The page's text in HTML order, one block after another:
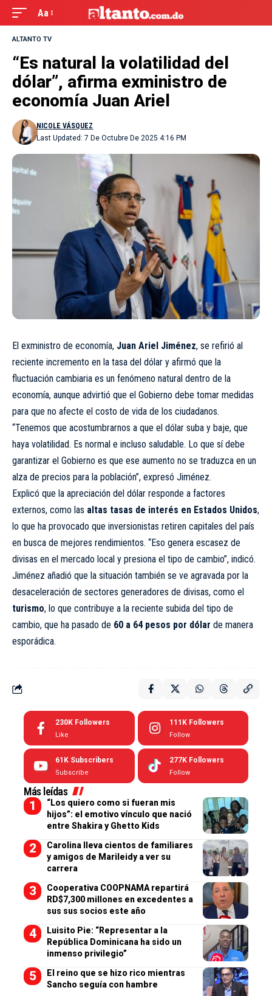
Aa
ALTANTO TV
“Es natural la volatilidad del
dólar”, afirma exministro de
economía Juan Ariel
Last Updated: 7 De Octubre De 2025 4:16 PM
NICOLE VÁSQUEZ
El exministro de economía, Juan Ariel Jiménez, se refirió al
reciente incremento en la tasa del dólar y afirmó que la
fluctuación cambiaria es un fenómeno natural dentro de la
economía, aunque advirtió que el Gobierno debe tomar medidas
para que no afecte el costo de vida de los ciudadanos.
“Tenemos que acostumbrarnos a que el dólar suba y baje, que
haya volatilidad. Es normal e incluso saludable. Lo que sí debe
garantizar el Gobierno es que ese aumento no se traduzca en un
alza de precios para la población”, expresó Jiménez.
Explicó que la apreciación del dólar responde a factores
externos, como las altas tasas de interés en Estados Unidos,
lo que ha provocado que inversionistas retiren capitales del país
en busca de mejores rendimientos. “Eso genera escasez de
divisas en el mercado local y presiona el tipo de cambio”, indicó.
Jiménez añadió que la situación también se ve agravada por la
desaceleración de sectores generadores de divisas, como el
turismo, lo que contribuye a la reciente subida del tipo de
cambio, que ha pasado de 60 a 64 pesos por dólar de manera
esporádica.
230K Followers
Like
111K Followers
Follow
61K Subscribers
Subscribe
277K Followers
Follow
Más leídas
“Los quiero como si fueran mis
hijos”: el emotivo vínculo que nació
entre Shakira y Ghetto Kids
Carolina lleva cientos de familiares
y amigos de Marileidy a ver su
carrera
Cooperativa COOPNAMA repartirá
RD$7,300 millones en excedentes a
sus sus socios este año
Luisito Pie: “Representar a la
República Dominicana ha sido un
inmenso privilegio”
El reino que se hizo rico mientras
Sancho seguía con hambre